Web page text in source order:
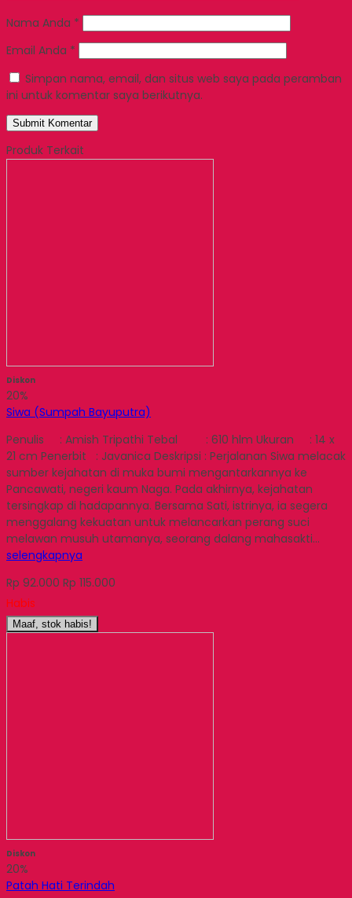
Nama Anda *
Email Anda *
Simpan nama, email, dan situs web saya pada peramban
ini untuk komentar saya berikutnya.
Produk Terkait
Diskon
20%
Siwa (Sumpah Bayuputra)
Penulis : Amish Tripathi Tebal : 610 hlm Ukuran : 14 x
21 cm Penerbit : Javanica Deskripsi : Perjalanan Siwa melacak
sumber kejahatan di muka bumi mengantarkannya ke
Pancawati, negeri kaum Naga. Pada akhirnya, kejahatan
tersingkap di hadapannya. Bersama Sati, istrinya, ia segera
menggalang kekuatan untuk melancarkan perang suci
melawan musuh utamanya, seorang dalang mahasakti…
selengkapnya
Rp 92.000 Rp 115.000
Habis
Maaf, stok habis!
Diskon
20%
Patah Hati Terindah